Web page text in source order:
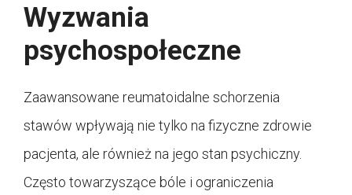
Wyzwania
psychospołeczne
Zaawansowane reumatoidalne schorzenia
stawów wpływają nie tylko na fizyczne zdrowie
pacjenta, ale również na jego stan psychiczny.
Często towarzyszące bóle i ograniczenia